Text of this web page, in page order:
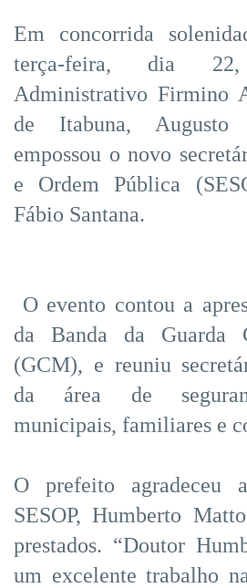
Em concorrida
terça-feira, dia
Administrativo Firmino
de Itabuna, Augusto
empossou o novo
e Ordem Pública
Fábio Santana.
O evento contou a
da Banda da Guarda
(GCM), e reuniu
da área de
municipais, familiares e
O prefeito agradeceu
SESOP, Humberto
prestados. “Doutor
um excelente trabalho